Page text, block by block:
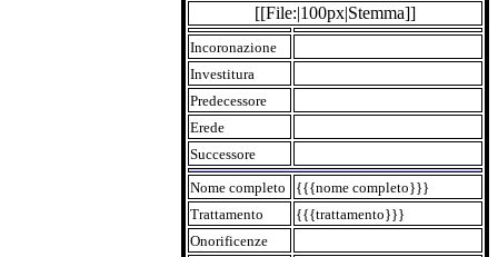
[[File:|100px|Stemma]]
Incoronazione
Investitura
Predecessore
Erede
Successore
Nome completo
{{{nome completo}}}
Trattamento
{{{trattamento}}}
Onorificenze